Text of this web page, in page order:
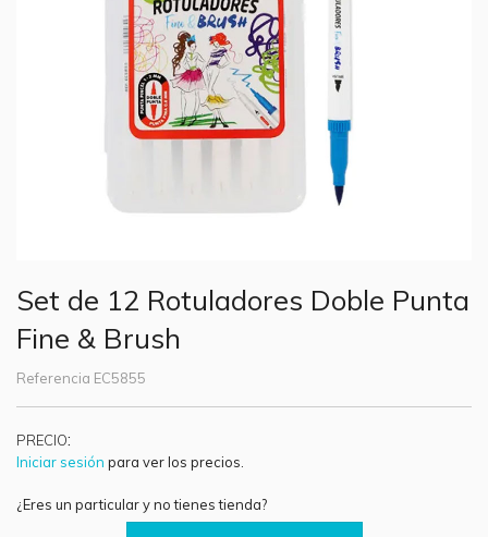
Set de 12 Rotuladores Doble Punta
Fine & Brush
Referencia EC5855
PRECIO:
Iniciar sesión para ver los precios.
¿Eres un particular y no tienes tienda?